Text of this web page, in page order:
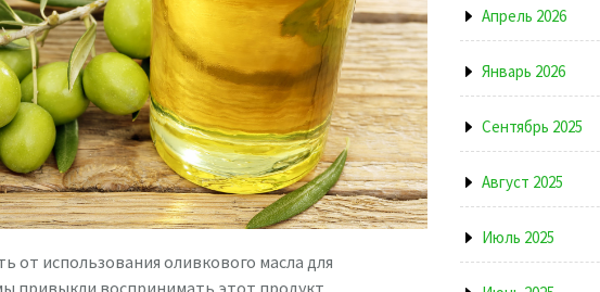
от использования оливкового масла для
привыкли воспринимать этот продукт
Апрель 2026
Январь 2026
Сентябрь 2025
Август 2025
Июль 2025